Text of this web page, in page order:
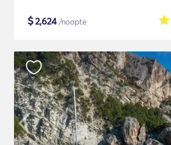
$2,624/noapte